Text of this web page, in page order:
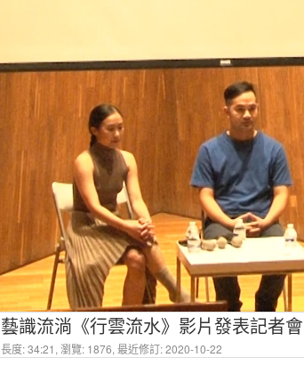
藝識流淌《行雲流水》影片發表記者會
長度: 34:21, 瀏覽: 1876, 最近修訂: 2020-10-22